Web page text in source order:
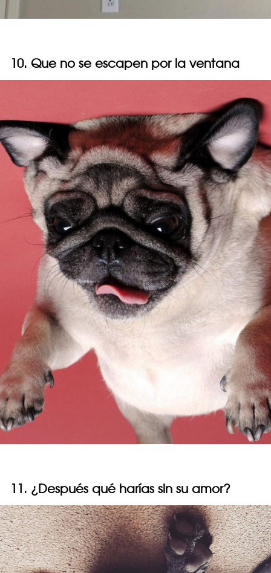
10. Que no se escapen por la ventana
11. ¿Después qué harías sin su amor?